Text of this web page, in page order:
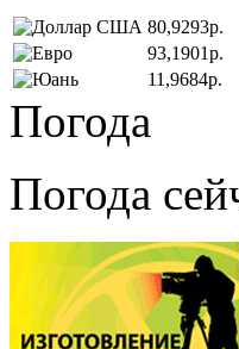
80,9293р.
93,1901р.
11,9684р.
Погода
Погода